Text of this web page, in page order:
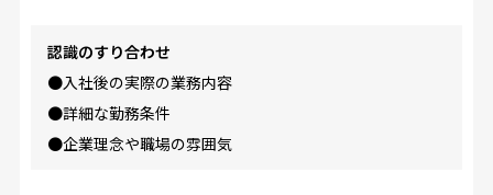
認識のすり合わせ
●入社後の実際の業務内容
●詳細な勤務条件
●企業理念や職場の雰囲気